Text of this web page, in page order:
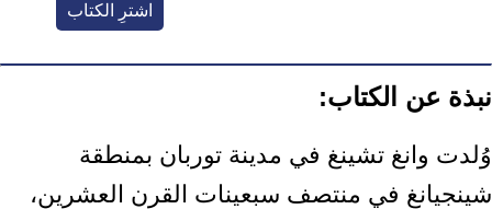
اشترِ الكتاب
نبذة عن الكتاب:
وُلدت وانغ تشينغ في مدينة توربان بمنطقة
شينجيانغ في منتصف سبعينات القرن ‏العشرين،